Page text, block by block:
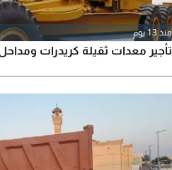
منذ 13 يوم
تأجير معدات ثقيلة كريدرات